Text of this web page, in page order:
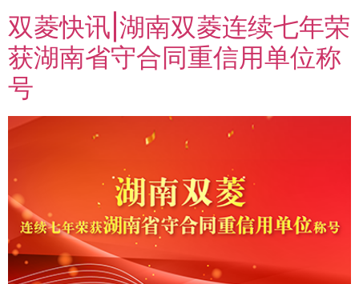
双菱快讯|湖南双菱连续七年荣
获湖南省守合同重信用单位称
号